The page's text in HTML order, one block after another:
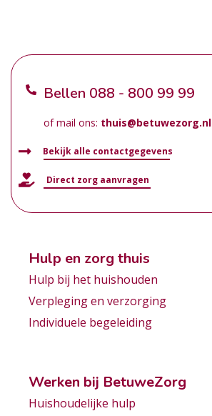
Bellen 088 - 800 99 99
of mail ons: thuis@betuwezorg.nl
Bekijk alle contactgegevens
Direct zorg aanvragen
Hulp en zorg thuis
Hulp bij het huishouden
Verpleging en verzorging
Individuele begeleiding
Werken bij BetuweZorg
Huishoudelijke hulp